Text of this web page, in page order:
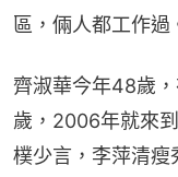
區，倆人都工作過
齊淑華今年48歲
歲，2006年就來
樸少言，李萍清瘦